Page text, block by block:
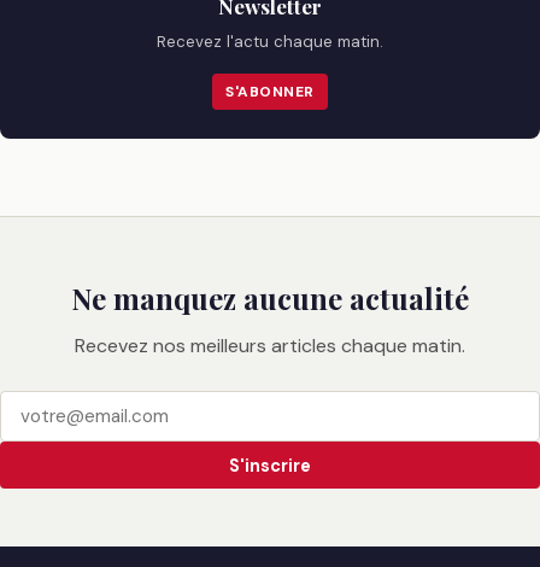
Newsletter
Recevez l'actu chaque matin.
S'ABONNER
Ne manquez aucune actualité
Recevez nos meilleurs articles chaque matin.
S'inscrire